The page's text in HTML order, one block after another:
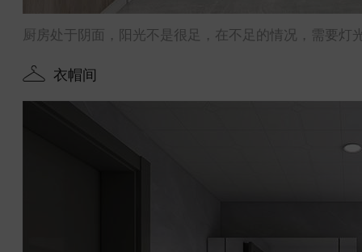
厨房处于阴面，阳光不是很足，在不足的情况，需要
衣帽间